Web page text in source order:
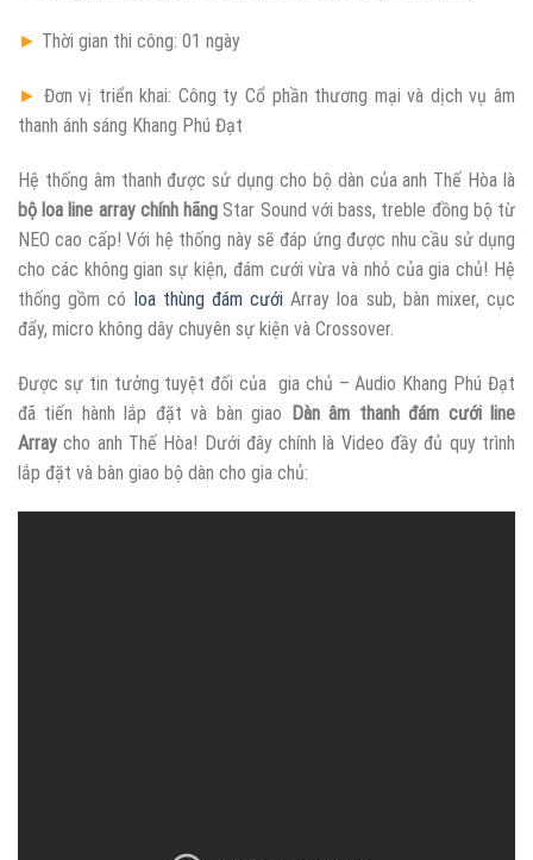
► Thời gian thi công: 01 ngày
► Đơn vị triển khai: Công ty Cổ phần thương mại và dịch vụ âm
thanh ánh sáng Khang Phú Đạt
Hệ thống âm thanh được sử dụng cho bộ dàn của anh Thế Hòa là
bộ loa line array chính hãngStar Sound với bass, treble đồng bộ từ
NEO cao cấp! Với hệ thống này sẽ đáp ứng được nhu cầu sử dụng
cho các không gian sự kiện, đám cưới vừa và nhỏ của gia chủ! Hệ
thống gồm có loa thùng đám cưới Array loa sub, bàn mixer, cục
đẩy, micro không dây chuyên sự kiện và Crossover.
Được sự tin tưởng tuyệt đối của gia chủ – Audio Khang Phú Đạt
đã tiến hành lắp đặt và bàn giao Dàn âm thanh đám cưới line
Array cho anh Thế Hòa! Dưới đây chính là Video đầy đủ quy trình
lắp đặt và bàn giao bộ dàn cho gia chủ: